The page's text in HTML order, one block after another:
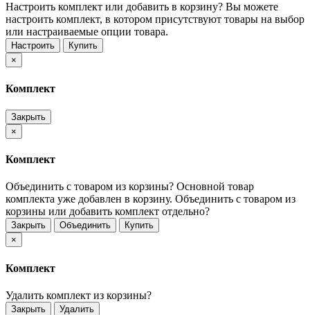
Настроить комплект или добавить в корзину? Вы можете
настроить комплект, в котором присутствуют товары на выбор
или настраиваемые опции товара.
Настроить
Купить
×
Комплект
Закрыть
×
Комплект
Объединить с товаром из корзины? Основной товар
комплекта уже добавлен в корзину. Объединить с товаром из
корзины или добавить комплект отдельно?
Закрыть Объединить
Купить
×
Комплект
Удалить комплект из корзины?
Закрыть Удалить